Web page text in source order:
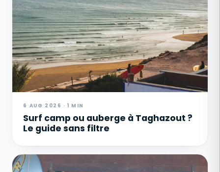
6 AUG 2026 · 1 MIN
Surf camp ou auberge à Taghazout ?
Le guide sans filtre